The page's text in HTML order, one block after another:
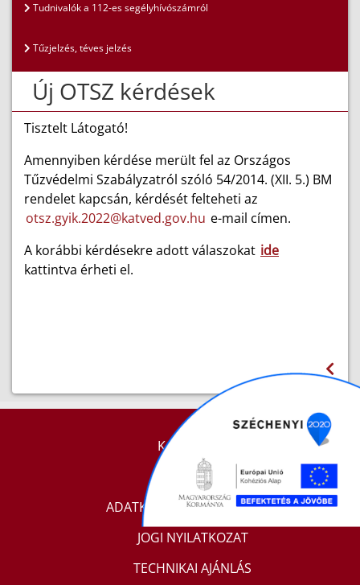
Tudnivalók a 112-es segélyhívószámról
Tűzjelzés, téves jelzés
Új OTSZ kérdések
Tisztelt Látogató!
Amennyiben kérdése merült fel az Országos
Tűzvédelmi Szabályzatról szóló 54/2014. (XII. 5.) BM
rendelet kapcsán, kérdését felteheti az
otsz.gyik.2022@katved.gov.hu e-mail címen.
A korábbi kérdésekre adott válaszokat ide
kattintva érheti el.
KAPCSOLAT
IMPRESSZUM
ADATKEZELÉSI TÁJÉKOZTATÓ
JOGI NYILATKOZAT
TECHNIKAI AJÁNLÁS